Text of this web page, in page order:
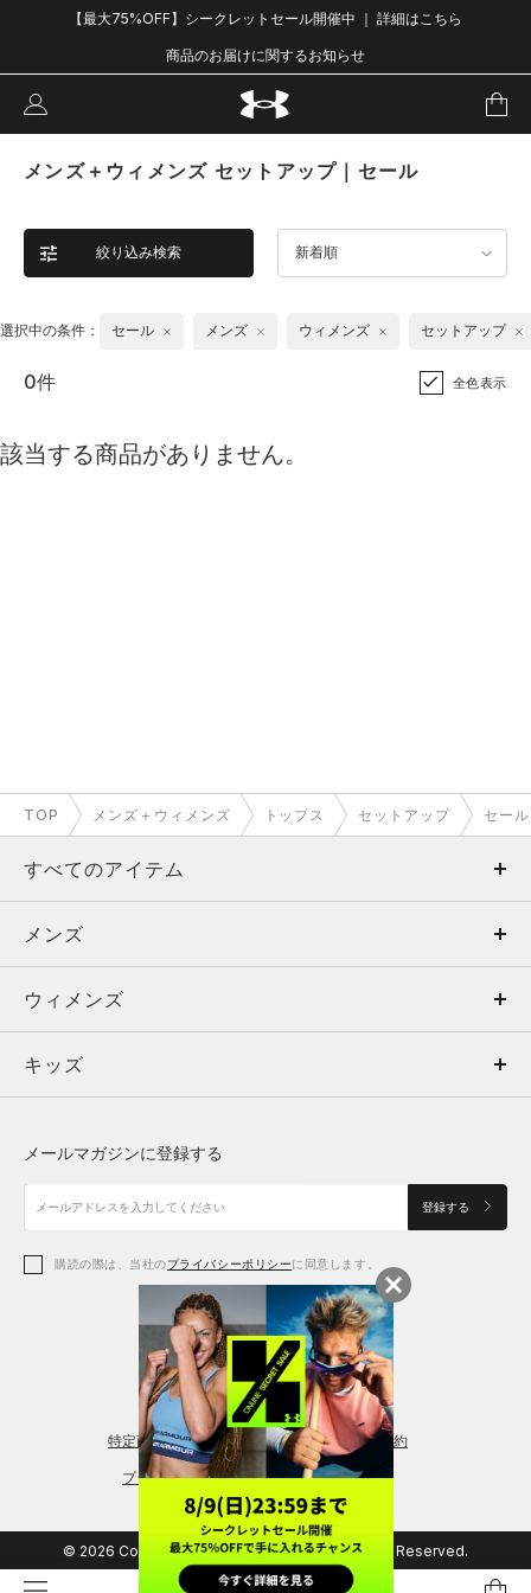
【最大75%OFF】シークレットセール開催中 ｜ 詳細はこちら
商品のお届けに関するお知らせ
メンズ＋ウィメンズ セットアップ｜セール
絞り込み検索 新着順
選択中の条件： セール メンズ ウィメンズ セットアップ
0件 全色表示
該当する商品がありません。
TOP メンズ＋ウィメンズ トップス セットアップ セール
すべてのアイテム
メンズ
ウィメンズ
キッズ
アクセサリー
メンズ
トップス
ボトムス
アクセサリー
ウィメンズ
トップス
シューズ
アクセサリー
レギンス＆タイツ
キッズ
シューズ
メールマガジンに登録する
登録する
購読の際は、当社のプライバシーポリシーに同意します。
特定商取引法に基づく通販の表記 会員規約
プライバシーポリシー
© 2026 Copyright DOME Corporation. All Rights Reserved.